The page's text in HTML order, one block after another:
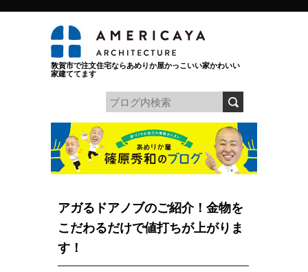
敦賀市で注文住宅ならあめりか屋かっこいい家かわいい
家建ててます
アガるドアノブのご紹介！金物を
こだわるだけで値打ちが上がりま
す！